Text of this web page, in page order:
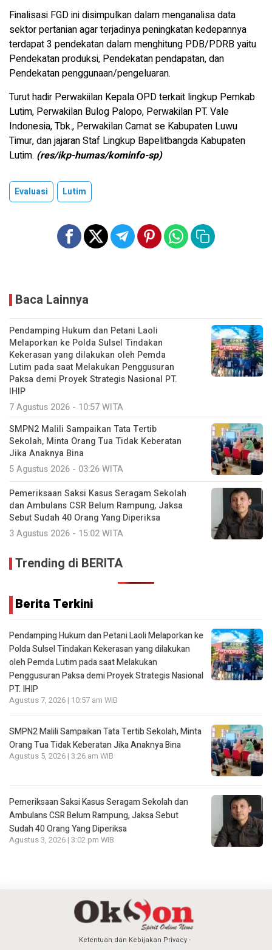
Finalisasi FGD ini disimpulkan dalam menganalisa data
sektor pertanian agar terjadinya peningkatan kedepannya
terdapat 3 pendekatan dalam menghitung PDB/PDRB yaitu
Pendekatan produksi, Pendekatan pendapatan, dan
Pendekatan penggunaan/pengeluaran.
Turut hadir Perwakiilan Kepala OPD terkait lingkup Pemkab
Lutim, Perwakilan Bulog Palopo, Perwakilan PT. Vale
Indonesia, Tbk., Perwakilan Camat se Kabupaten Luwu
Timur, dan jajaran Staf Lingkup Bapelitbangda Kabupaten
Lutim. (res/ikp-humas/kominfo-sp)
Evaluasi Lutim
Baca Lainnya
Pendamping Hukum dan Petani Laoli
Melaporkan ke Polda Sulsel Tindakan
Kekerasan yang dilakukan oleh Pemda
Lutim pada saat Melakukan Penggusuran
Paksa demi Proyek Strategis Nasional PT.
IHIP
7 Agustus 2026 - 10:57 WITA
SMPN2 Malili Sampaikan Tata Tertib
Sekolah, Minta Orang Tua Tidak Keberatan
Jika Anaknya Bina
5 Agustus 2026 - 03:26 WITA
Pemeriksaan Saksi Kasus Seragam Sekolah
dan Ambulans CSR Belum Rampung, Jaksa
Sebut Sudah 40 Orang Yang Diperiksa
3 Agustus 2026 - 15:02 WITA
Trending di BERITA
Berita Terkini
Pendamping Hukum dan Petani Laoli Melaporkan ke
Polda Sulsel Tindakan Kekerasan yang dilakukan
oleh Pemda Lutim pada saat Melakukan
Penggusuran Paksa demi Proyek Strategis Nasional
PT. IHIP
Agustus 7, 2026 | 10:57 am WIB
SMPN2 Malili Sampaikan Tata Tertib Sekolah, Minta
Orang Tua Tidak Keberatan Jika Anaknya Bina
Agustus 5, 2026 | 3:26 am WIB
Pemeriksaan Saksi Kasus Seragam Sekolah dan
Ambulans CSR Belum Rampung, Jaksa Sebut
Sudah 40 Orang Yang Diperiksa
Agustus 3, 2026 | 3:02 pm WIB
Ketentuan dan Kebijakan Privacy